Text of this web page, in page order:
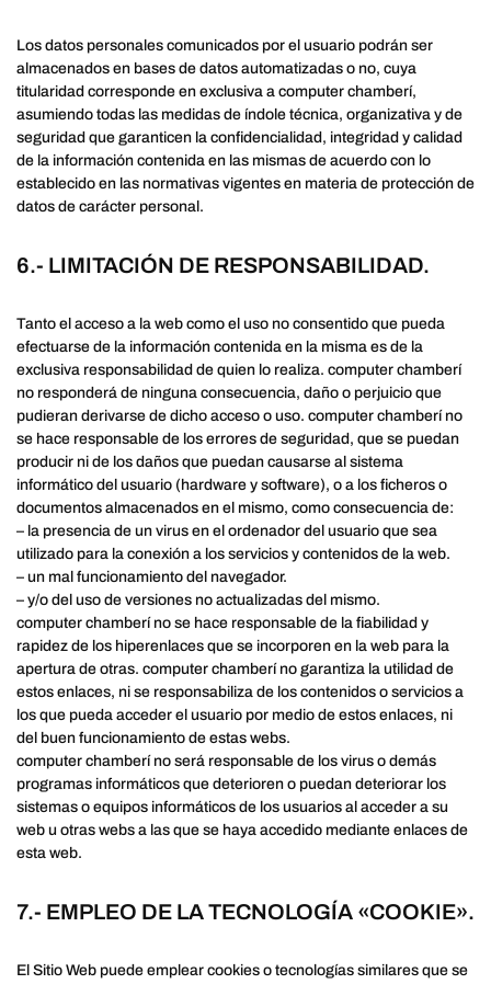
Los datos personales comunicados por el usuario podrán ser
almacenados en bases de datos automatizadas o no, cuya
titularidad corresponde en exclusiva a computer chamberí,
asumiendo todas las medidas de índole técnica, organizativa y de
seguridad que garanticen la confidencialidad, integridad y calidad
de la información contenida en las mismas de acuerdo con lo
establecido en las normativas vigentes en materia de protección de
datos de carácter personal.
6.- LIMITACIÓN DE RESPONSABILIDAD.
Tanto el acceso a la web como el uso no consentido que pueda
efectuarse de la información contenida en la misma es de la
exclusiva responsabilidad de quien lo realiza. computer chamberí
no responderá de ninguna consecuencia, daño o perjuicio que
pudieran derivarse de dicho acceso o uso. computer chamberí no
se hace responsable de los errores de seguridad, que se puedan
producir ni de los daños que puedan causarse al sistema
informático del usuario (hardware y software), o a los ficheros o
documentos almacenados en el mismo, como consecuencia de:
– la presencia de un virus en el ordenador del usuario que sea
utilizado para la conexión a los servicios y contenidos de la web.
– un mal funcionamiento del navegador.
– y/o del uso de versiones no actualizadas del mismo.
computer chamberí no se hace responsable de la fiabilidad y
rapidez de los hiperenlaces que se incorporen en la web para la
apertura de otras. computer chamberí no garantiza la utilidad de
estos enlaces, ni se responsabiliza de los contenidos o servicios a
los que pueda acceder el usuario por medio de estos enlaces, ni
del buen funcionamiento de estas webs.
computer chamberí no será responsable de los virus o demás
programas informáticos que deterioren o puedan deteriorar los
sistemas o equipos informáticos de los usuarios al acceder a su
web u otras webs a las que se haya accedido mediante enlaces de
esta web.
7.- EMPLEO DE LA TECNOLOGÍA «COOKIE».
El Sitio Web puede emplear cookies o tecnologías similares que se